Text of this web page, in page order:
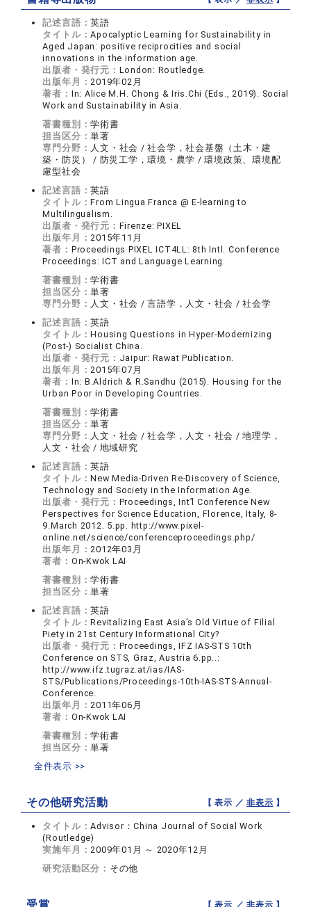
記述言語：英語
タイトル：Apocalyptic Learning for Sustainability in
Aged Japan: positive reciprocities and social
innovations in the information age.
出版者・発行元： London: Routledge.
出版年月： 2019年02月
著者： In: Alice M.H. Chong & Iris.Chi (Eds., 2019). Social
Work and Sustainability in Asia.
著書種別：学術書
担当区分：単著
専門分野： 人文・社会 / 社会学，社会基盤（土木・建
築・防災） / 防災工学，環境・農学 / 環境政策、環境配
慮型社会
記述言語：英語
タイトル：From Lingua Franca @ E-learning to
Multilingualism.
出版者・発行元： Firenze: PIXEL
出版年月： 2015年11月
著者： Proceedings PIXEL ICT4LL: 8th Intl. Conference
Proceedings: ICT and Language Learning.
著書種別：学術書
担当区分：単著
専門分野： 人文・社会 / 言語学，人文・社会 / 社会学
記述言語：英語
タイトル：Housing Questions in Hyper-Modernizing
(Post-) Socialist China.
出版者・発行元： Jaipur: Rawat Publication.
出版年月： 2015年07月
著者： In: B.Aldrich & R.Sandhu (2015). Housing for the
Urban Poor in Developing Countries.
著書種別：学術書
担当区分：単著
専門分野： 人文・社会 / 社会学，人文・社会 / 地理学，
人文・社会 / 地域研究
記述言語：英語
タイトル：New Media-Driven Re-Discovery of Science,
Technology and Society in the Information Age.
出版者・発行元： Proceedings, Int’l Conference New
Perspectives for Science Education, Florence, Italy, 8-
9.March 2012. 5.pp. http://www.pixel-
online.net/science/conferenceproceedings.php/
出版年月： 2012年03月
著者： On-Kwok LAI
著書種別：学術書
担当区分：単著
記述言語：英語
タイトル：Revitalizing East Asia’s Old Virtue of Filial
Piety in 21st Century Informational City?
出版者・発行元： Proceedings, IFZ IAS-STS 10th
Conference on STS, Graz, Austria 6.pp..:
http://www.ifz.tugraz.at/ias/IAS-
STS/Publications/Proceedings-10th-IAS-STS-Annual-
Conference.
出版年月： 2011年06月
著者： On-Kwok LAI
著書種別：学術書
担当区分：単著
全件表示 >>
その他研究活動 【 表示 ／非表示 】
タイトル：Advisor：China Journal of Social Work
(Routledge)
実施年月： 2009年01月 ～ 2020年12月
研究活動区分： その他
受賞 【 表示 ／非表示 】